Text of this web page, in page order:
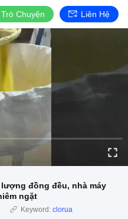
Trò Chuyện Liên Hệ
đồng đều, nhà máy
ngặt
Keyword: clorua